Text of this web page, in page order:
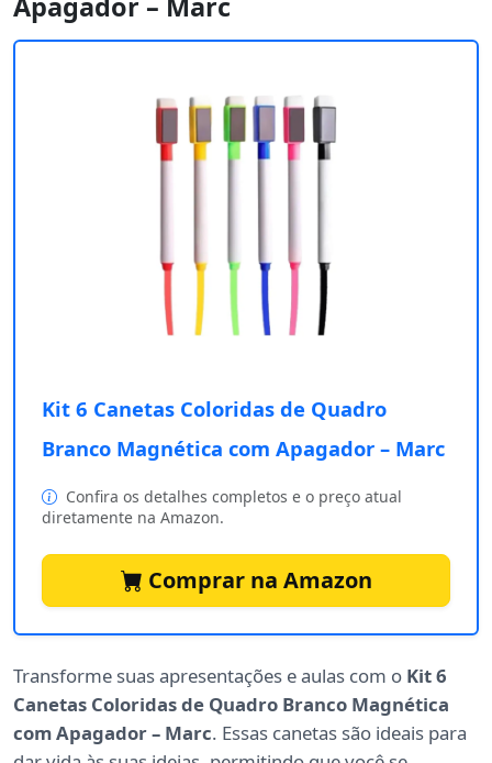
Kit 6 Canetas Coloridas de Quadro
Branco Magnética com Apagador – Marc
Confira os detalhes completos e o preço atual
diretamente na Amazon.
Comprar na Amazon
Transforme suas apresentações e aulas com o Kit 6
Canetas Coloridas de Quadro Branco Magnética
com Apagador – Marc. Essas canetas são ideais para